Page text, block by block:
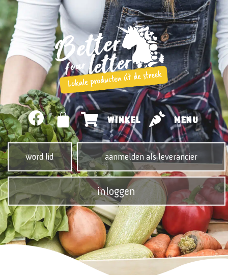
WINKEL MENU
word lid aanmelden als leverancier
inloggen